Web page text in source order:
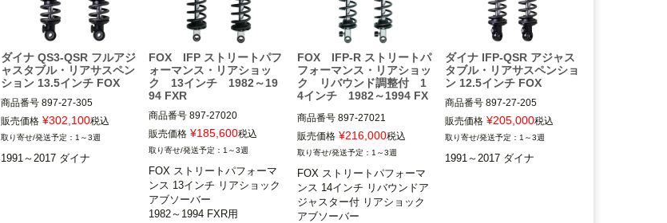
ダイナ QS3-QSR フルアジ
ャスタブル・リアサスペン
ション 13.5インチ FOX
商品番号 897-27-305
2HD：897-27418
販売価格 ¥302,100税込
1～3週
1991～2017 ダイナ
FOX IFP ストリートパフ
ォーマンス・リアショッ
ク 13インチ 1982～19
94 FXR
商品番号897-27020
メーカー型番：897-27-020
5MS：599066
1982～1994 FXR
FOX（フォックス）
販売価格 ¥185,600税込
1～3週
FOX ストリートパフォーマ
ンス 13インチ リアショック
アブソーバー
1982～1994 FXR用
FOX IFP-R ストリートパ
フォーマンス・リアショッ
ク リバウンド調整付 1
4インチ 1982～1994 FX
商品番号 897-27021
メーカー型番：897-27-021
5MS：599067
1982～1994 FXR
FOX（フォックス）
販売価格 ¥216,000税込
1～3週
FOX ストリートパフォーマ
ンス 14インチ リバウンドア
ジャスター付 リアショック
アブソーバー
ダイナ IFP-QSR アジャス
タブル・リアサスペンショ
ン 12.5インチ FOX
商品番号897-27-205
2HD：897-27205
販売価格 ¥205,000税込
1～3週
1991～2017 ダイナ